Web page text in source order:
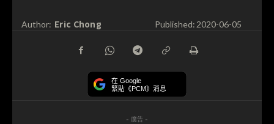
Author: Eric Chong Published:2020-06-05
在 Google
緊貼《PCM》消息
- 廣告 -